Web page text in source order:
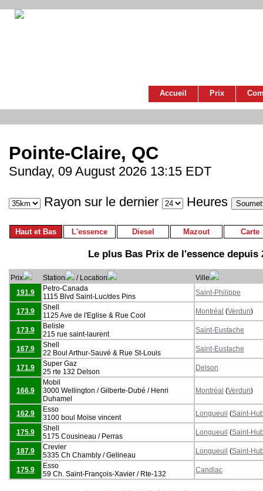
Accueil Prix
Pointe-Claire, QC
Sunday, 09 August 2026 13:15 EDT
Rayon sur le dernier Heures
Haut et Bas L'essence Diesel Mazout Carte
Le plus Bas Prix de l'essence depuis
Prix Station / Location
Ville
191.9
Petro-Canada
1115 Blvd Saint-Luc/des Pins
Saint-Philippe
173.9
Shell
1125 Ave de l'Eglise & Rue Cool
Montréal (Verdun)
173.9
Belisle
215 rue saint-laurent
Saint-Eustache
167.9
Shell
22 Boul Arthur-Sauvé & Rue St-Louis
Saint-Eustache
171.9
Super Gaz
25 rte 132 Delson
Delson
166.9
Mobil
3000 Wellington / Gilberte-Dubé / Henri
Duhamel
Montréal (Verdun)
162.9
Esso
3100 boul Moïse vincent
Longueuil (Saint-
175.9
Shell
5175 Cousineau / Perras
Longueuil (Saint-
187.9
Crevier
5335 Ch Chambly / Gelineau
Longueuil (Saint-
175.9
Esso
59 Ch. Saint-François-Xavier / Rte-132
Candiac